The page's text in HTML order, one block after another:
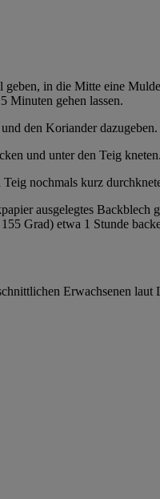
geben, in die Mitte eine
Minuten gehen lassen.
den Koriander
und unter den Teig
nochmals kurz
ausgelegtes Backblech
Grad) etwa 1 Stunde
Erwachsenen